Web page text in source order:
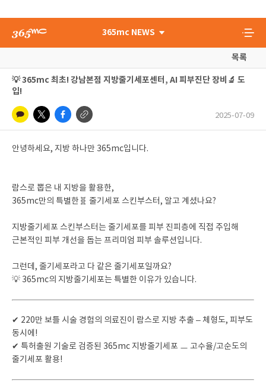
365mc NEWS
목록
💡 365mc 최초! 강남본점 지방줄기세포센터, AI 피부진단 장비🔬 도
입!
2025-07-09
안녕하세요, 지방 하나만 365mc입니다.
람스로 뽑은 내 지방을 활용한,
365mc만의 특별한🧬 줄기세포 스킨부스터, 알고 계셨나요?
지방줄기세포 스킨부스터는 줄기세포를 피부 진피층에 직접 주입해
근본적인 피부 개선을 돕는 프리미엄 피부 솔루션입니다.
그런데, 줄기세포라고 다 같은 줄기세포일까요?
💡 365mc의 지방줄기세포는 특별한 이유가 있습니다.
✔ 220만 보틀 시술 경험의 의료진이 람스로 지방 추출 – 체형도, 피부도
동시에!
✔ 특허출원 기술로 검증된 365mc 지방줄기세포 ㅡ 고수율/고순도의
줄기세포 활용!